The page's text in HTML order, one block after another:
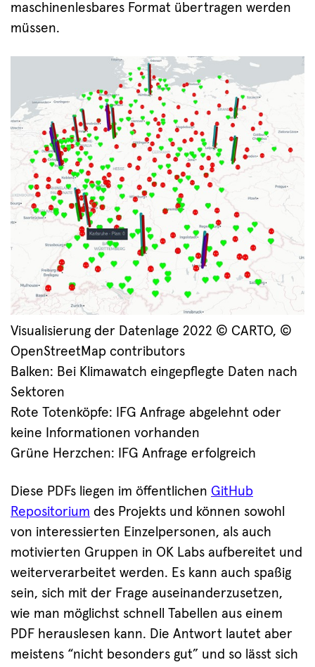
maschinenlesbares Format übertragen werden
müssen.
Visualisierung der Datenlage 2022 © CARTO, ©
OpenStreetMap contributors
Balken: Bei Klimawatch eingepflegte Daten nach
Sektoren
Rote Totenköpfe: IFG Anfrage abgelehnt oder
keine Informationen vorhanden
Grüne Herzchen: IFG Anfrage erfolgreich
Diese PDFs liegen im öffentlichen GitHub
Repositorium des Projekts und können sowohl
von interessierten Einzelpersonen, als auch
motivierten Gruppen in OK Labs aufbereitet und
weiterverarbeitet werden. Es kann auch spaßig
sein, sich mit der Frage auseinanderzusetzen,
wie man möglichst schnell Tabellen aus einem
PDF herauslesen kann. Die Antwort lautet aber
meistens “nicht besonders gut” und so lässt sich